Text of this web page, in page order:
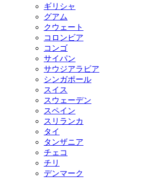
ギリシャ
グアム
クウェート
コロンビア
コンゴ
サイパン
サウジアラビア
シンガポール
スイス
スウェーデン
スペイン
スリランカ
タイ
タンザニア
チェコ
チリ
デンマーク